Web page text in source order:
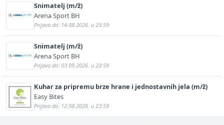
Snimatelj (m/ž)
Arena Sport BH
Prijava do: 14.08.2026. u 23:59
Snimatelj (m/ž)
Arena Sport BH
Prijava do: 03.09.2026. u 23:59
Kuhar za pripremu brze hrane i jednostavnih jela (m/ž)
Easy Bites
Prijava do: 12.08.2026. u 23:59